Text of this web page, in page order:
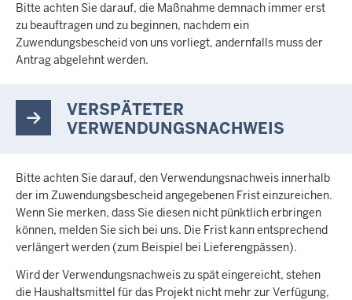
Bitte achten Sie darauf, die Maßnahme demnach immer erst
zu beauftragen und zu beginnen, nachdem ein
Zuwendungsbescheid von uns vorliegt, andernfalls muss der
Antrag abgelehnt werden.
VERSPÄTETER
VERWENDUNGSNACHWEIS
Bitte achten Sie darauf, den Verwendungsnachweis innerhalb
der im Zuwendungsbescheid angegebenen Frist einzureichen.
Wenn Sie merken, dass Sie diesen nicht pünktlich erbringen
können, melden Sie sich bei uns. Die Frist kann entsprechend
verlängert werden (zum Beispiel bei Lieferengpässen).
Wird der Verwendungsnachweis zu spät eingereicht, stehen
die Haushaltsmittel für das Projekt nicht mehr zur Verfügung,